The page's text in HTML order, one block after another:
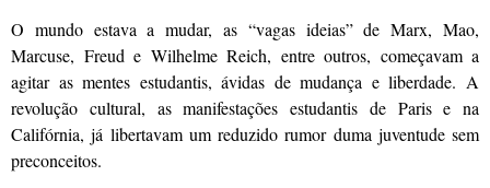
O mundo estava a mudar, as “vagas ideias” de Marx, Mao,
Marcuse, Freud e Wilhelme Reich, entre outros, começavam a
agitar as mentes estudantis, ávidas de mudança e liberdade. A
revolução cultural, as manifestações estudantis de Paris e na
Califórnia, já libertavam um reduzido rumor duma juventude sem
preconceitos.